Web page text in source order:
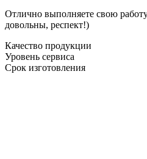
Отлично выполняете свою
довольны, респект!)
Качество продукции
Уровень сервиса
Срок изготовления